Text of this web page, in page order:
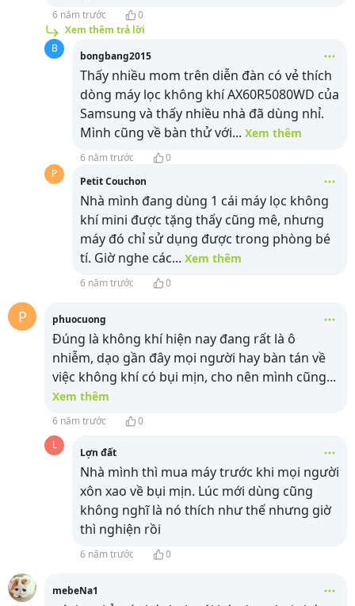
6 năm trước
0
Xem thêm trả lời
B
bongbang2015
Thấy nhiều mom trên diễn đàn có vẻ thích
dòng máy lọc không khí AX60R5080WD của
Samsung và thấy nhiều nhà đã dùng nhỉ.
Mình cũng về bàn thử với... Xem thêm
6 năm trước
0
P
Petit Couchon
Nhà mình đang dùng 1 cái máy lọc không
khí mini được tặng thấy cũng mê, nhưng
máy đó chỉ sử dụng được trong phòng bé
tí. Giờ nghe các... Xem thêm
6 năm trước 0
P phuocuong
Đúng là không khí hiện nay đang rất là ô
nhiễm, dạo gần đây mọi người hay bàn tán về
việc không khí có bụi mịn, cho nên mình cũng...
Xem thêm
6 năm trước
0
L
Lợn đất
Nhà mình thì mua máy trước khi mọi người
xôn xao về bụi mịn. Lúc mới dùng cũng
không nghĩ là nó thích như thế nhưng giờ
thì nghiện rồi
6 năm trước 0
mebeNa1